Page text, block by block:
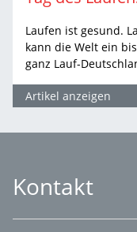
Laufen ist gesund.
kann die Welt ein
ganz Lauf-
Artikel anzeigen
Kontakt